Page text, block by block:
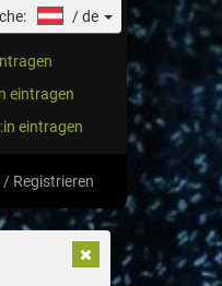
/de
eintragen
eintragen
/ Registrieren